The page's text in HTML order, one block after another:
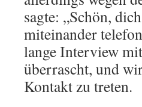
sagte: „Schön,
miteinander
lange Interview
überrascht, und
Kontakt zu treten.